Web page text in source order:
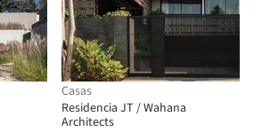
Casas
Residencia JT / Wahana
Architects